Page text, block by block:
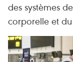
des systèmes
corporelle et